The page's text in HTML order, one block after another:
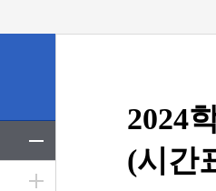
2024
(시간